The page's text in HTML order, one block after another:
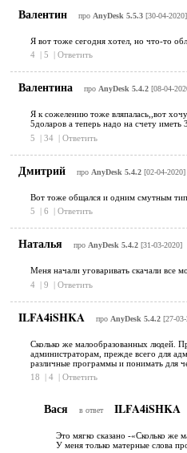
Валентин про AnyDesk 5.5.3[30-04-2020]
Я вот тоже сегодня хотел, но что-то
4 | 5 | Ответить
Валентина про AnyDesk 5.4.2[08-04-
Я к сожелению тоже вляпалась,,вот
5доларов а теперь надо на счету
5
| 34 | Ответить
Дмитрий про AnyDesk 5.4.2[02-04-2020]
Вот тоже общался и одним смутным
5
| 6 | Ответить
Наталья про AnyDesk 5.4.2[31-03-2020]
Меня начали уговаривать скачали все
4 | 9 | Ответить
ILFA4iSHKA про AnyDesk 5.4.2[27-03-
Сколько же малообразованных людей.
администраторам, прежде всего для
различные программы и понимать для
18
| 4 | Ответить
Вася в ответ ILFA4iSHKA
Это мягко сказано -«Сколько же
У меня только матерные слова про